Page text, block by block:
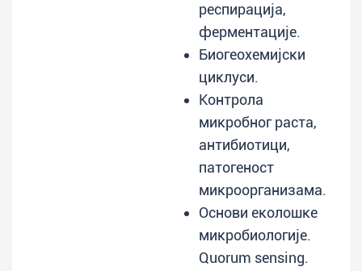
респирација,
ферментације.
Биогеохемијски
циклуси.
Контрола
микробног раста,
антибиотици,
патогеност
микроорганизама.
Основи еколошке
микробиологије.
Quorum sensing.